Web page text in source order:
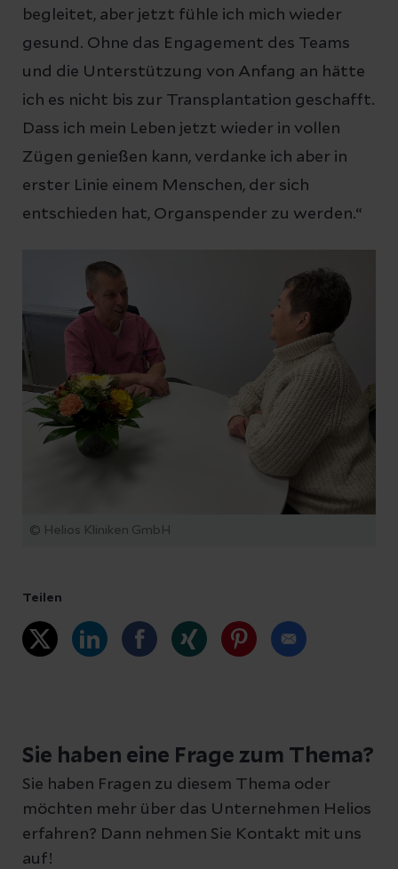
begleitet, aber jetzt fühle ich mich wieder
gesund. Ohne das Engagement des Teams
und die Unterstützung von Anfang an hätte
ich es nicht bis zur Transplantation geschafft.
Dass ich mein Leben jetzt wieder in vollen
Zügen genießen kann, verdanke ich aber in
erster Linie einem Menschen, der sich
entschieden hat, Organspender zu werden.“
© Helios Kliniken GmbH
Teilen
Sie haben eine Frage zum Thema?
Sie haben Fragen zu diesem Thema oder
möchten mehr über das Unternehmen Helios
erfahren? Dann nehmen Sie Kontakt mit uns
auf!